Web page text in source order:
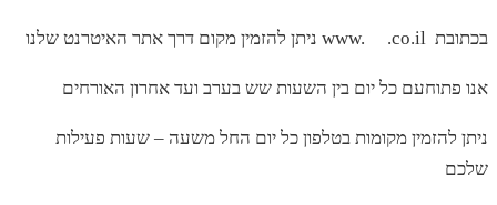
ניתן להזמין מקום דרך אתר האיטרנט שלנו www. .co.il בכתובת
אנו פתוחעם כל יום בין השעות שש בערב ועד אחרון האורחים
ניתן להזמין מקומות בטלפון כל יום החל משעה – שעות פעילות
שלכם